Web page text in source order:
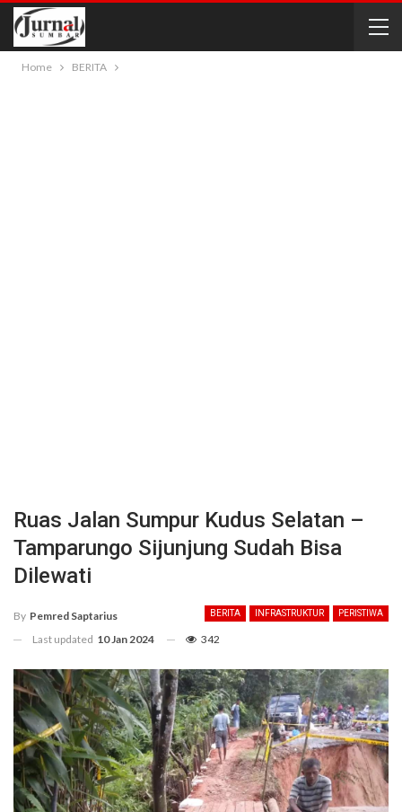
Home BERITA
Ruas Jalan Sumpur Kudus Selatan –
Tamparungo Sijunjung Sudah Bisa
Dilewati
BERITA INFRASTRUKTUR PERISTIWA
By Pemred Saptarius
Last updated 10 Jan 2024 342